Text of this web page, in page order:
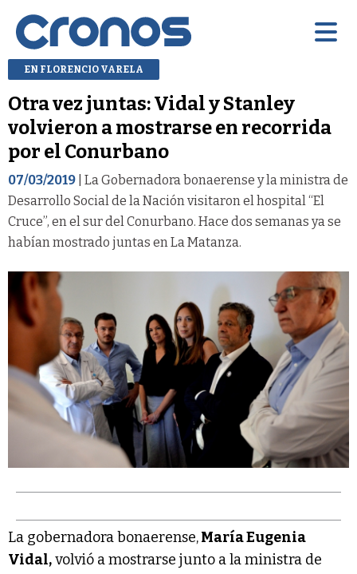
EN FLORENCIO VARELA
Otra vez juntas: Vidal y Stanley
volvieron a mostrarse en recorrida
por el Conurbano
07/03/2019 | La Gobernadora bonaerense y la ministra de
Desarrollo Social de la Nación visitaron el hospital “El
Cruce”, en el sur del Conurbano. Hace dos semanas ya se
habían mostrado juntas en La Matanza.
La gobernadora bonaerense,María Eugenia
Vidal,volvió a mostrarse junto a la ministra de